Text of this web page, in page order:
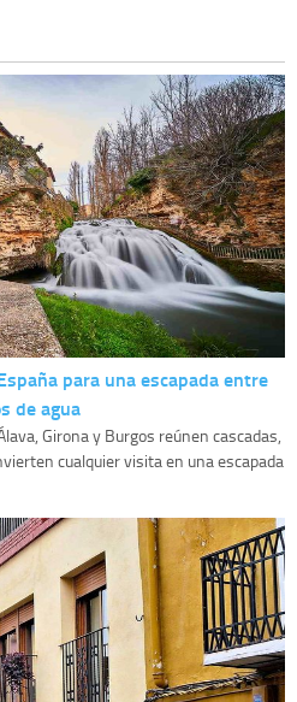
para una escapada entre
de agua
Girona y Burgos reúnen cascadas,
cualquier visita en una escapada